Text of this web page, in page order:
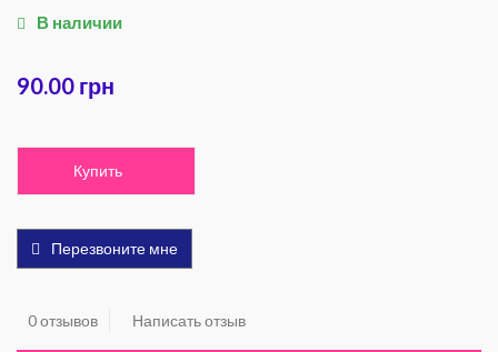
В наличии
90.00 грн
Купить
Перезвоните мне
0 отзывов Написать отзыв